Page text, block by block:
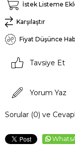
İstek Listeme
Karşılaştır
Fiyat Düşünce
Tavsiye Et
Yorum Yaz
Sorular (0) ve